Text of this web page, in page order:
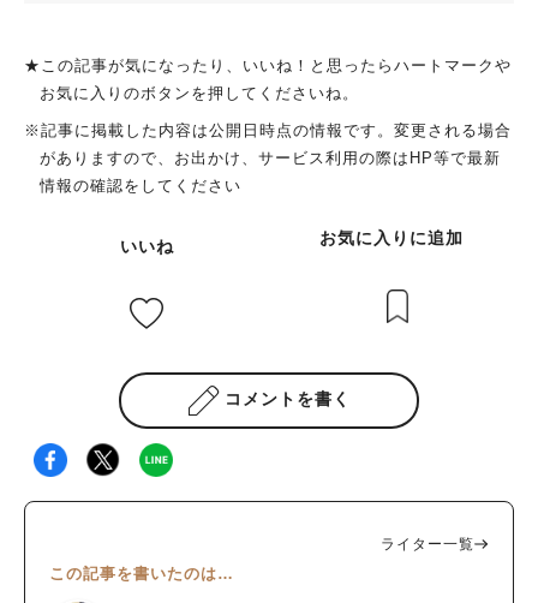
★この記事が気になったり、いいね！と思ったらハートマークや
お気に入りのボタンを押してくださいね。
※記事に掲載した内容は公開日時点の情報です。変更される場合
がありますので、お出かけ、サービス利用の際はHP等で最新
情報の確認をしてください
いいね お気に入りに追加
コメントを書く
ライター一覧
この記事を書いたのは…